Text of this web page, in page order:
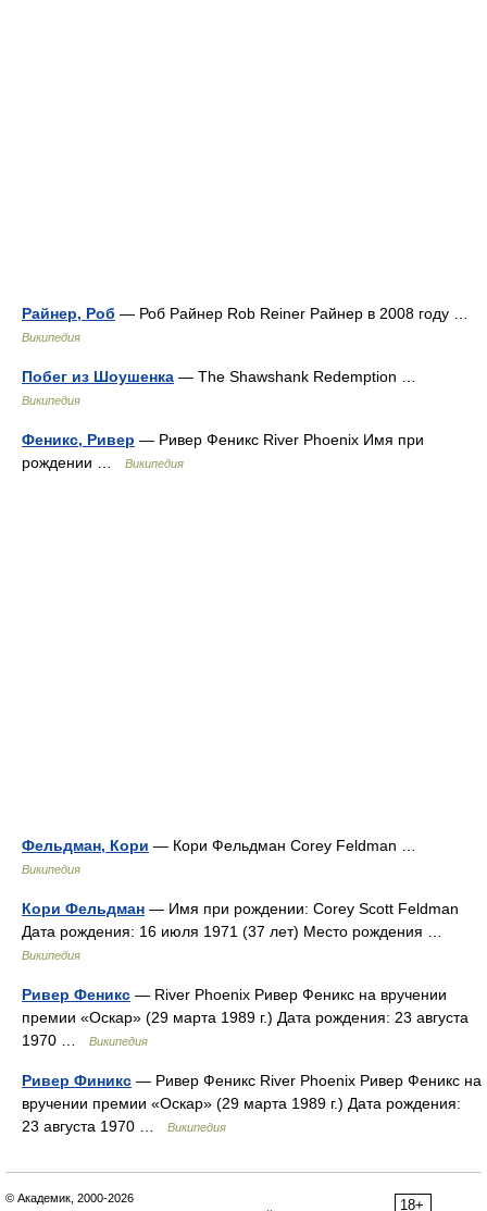
Райнер, Роб — Роб Райнер Rob Reiner Райнер в 2008 году …
Википедия
Побег из Шоушенка — The Shawshank Redemption …
Википедия
Феникс, Ривер — Ривер Феникс River Phoenix Имя при
рождении …
Википедия
Фельдман, Кори — Кори Фельдман Corey Feldman …
Википедия
Кори Фельдман — Имя при рождении: Corey Scott Feldman
Дата рождения: 16 июля 1971 (37 лет) Место рождения …
Википедия
Ривер Феникс — River Phoenix Ривер Феникс на вручении
премии «Оскар» (29 марта 1989 г.) Дата рождения: 23 августа
1970 …
Википедия
Ривер Финикс — Ривер Феникс River Phoenix Ривер Феникс на
вручении премии «Оскар» (29 марта 1989 г.) Дата рождения:
23 августа 1970 …
Википедия
18+
© Академик, 2000-2026